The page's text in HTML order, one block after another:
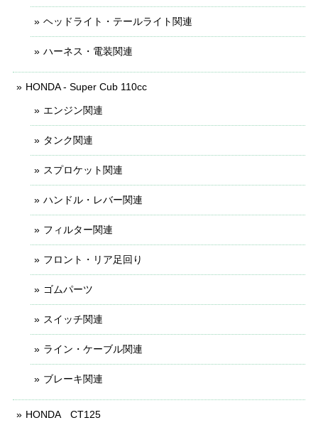
ヘッドライト・テールライト関連
ハーネス・電装関連
HONDA - Super Cub 110cc
エンジン関連
タンク関連
スプロケット関連
ハンドル・レバー関連
フィルター関連
フロント・リア足回り
ゴムパーツ
スイッチ関連
ライン・ケーブル関連
ブレーキ関連
HONDA CT125